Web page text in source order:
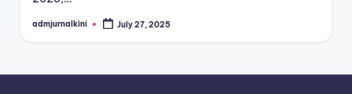
Posted
admjurnalkini July 27, 2025